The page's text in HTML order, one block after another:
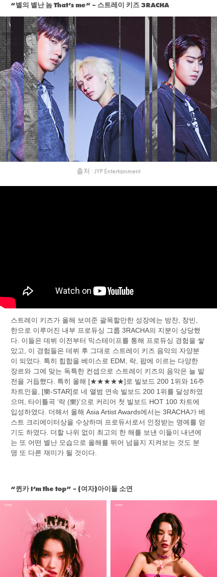
“별의 별난 놈 That’s me“ – 스트레이 키즈 3RACHA
출처 : JYP Entertainment
스트레이 키즈가 올해 보여준 괄목할만한 성장에는 방찬, 창빈,
한으로 이루어진 내부 프로듀싱 그룹 3RACHA의 지분이 상당했
다. 이들은 데뷔 이전부터 믹스테이프를 통해 프로듀싱 경험을 쌓
았고, 이 경험들은 데뷔 후 그대로 스트레이 키즈 음악의 자양분
이 되었다. 특히 힙합을 베이스로 EDM, 락, 팝에 이르는 다양한
장르와 그에 맞는 독특한 컨셉으로 스트레이 키즈의 음악은 늘 발
전을 거듭했다. 특히 올해 [★★★★★]로 빌보드 200 1위와 16주
차트인을, [樂-STAR]로 네 앨범 연속 빌보드 200 1위를 달성하였
으며, 타이틀곡 ‘락 (樂)’으로 커리어 첫 빌보드 HOT 100 차트에
입성하였다. 더해서 올해 Asia Artist Awards에서는 3RACHA가 베
스트 크리에이터상을 수상하며 프로듀서로서 인정받는 명예를 얻
기도 하였다. 더할 나위 없이 최고의 한 해를 보낸 이들이 내년에
는 또 어떤 별난 모습으로 올해를 뛰어 넘을지 지켜보는 것도 분
명 또 다른 재미가 될 것이다.
“퀸카 I’m the top” – (여자)아이들 소연